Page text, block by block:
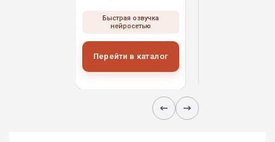
Быстрая озвучка
нейросетью
Перейти в каталог